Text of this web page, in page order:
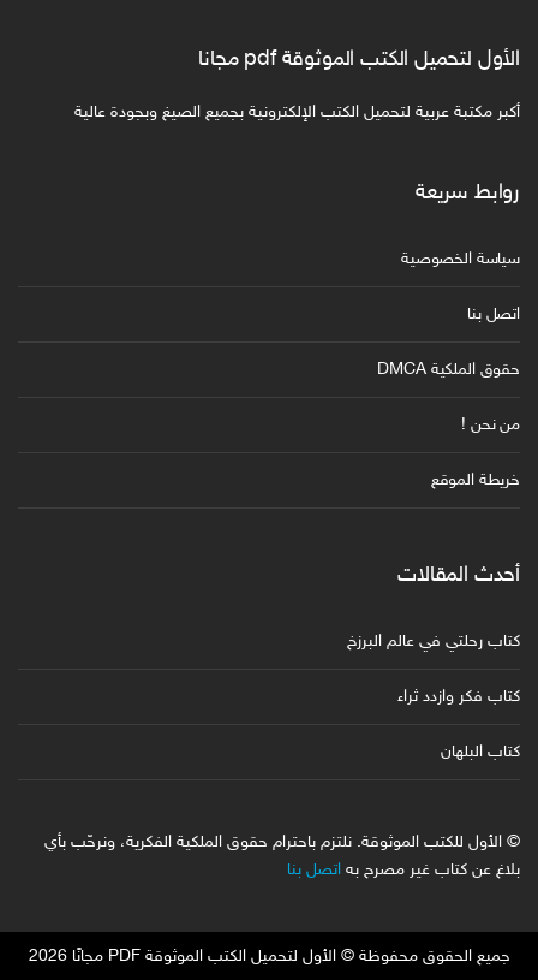
الأول لتحميل الكتب الموثوقة pdf مجانا
أكبر مكتبة عربية لتحميل الكتب الإلكترونية بجميع الصيغ وبجودة عالية
روابط سريعة
سياسة الخصوصية
اتصل بنا
حقوق الملكية DMCA
من نحن !
خريطة الموقع
أحدث المقالات
كتاب رحلتي في عالم البرزخ
كتاب فكر وازدد ثراء
كتاب البلهان
© الأول للكتب الموثوقة. نلتزم باحترام حقوق الملكية الفكرية، ونرحّب بأي
بلاغ عن كتاب غير مصرح به اتصل بنا
جميع الحقوق محفوظة © الأول لتحميل الكتب الموثوقة PDF مجانًا 2026